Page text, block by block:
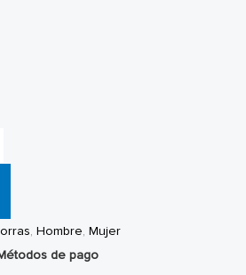
, Hombre, Mujer
de pago